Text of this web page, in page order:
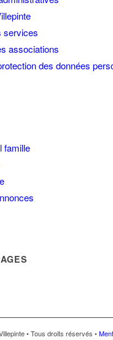
services
associations
des données
famille
• Tous droits réservés •